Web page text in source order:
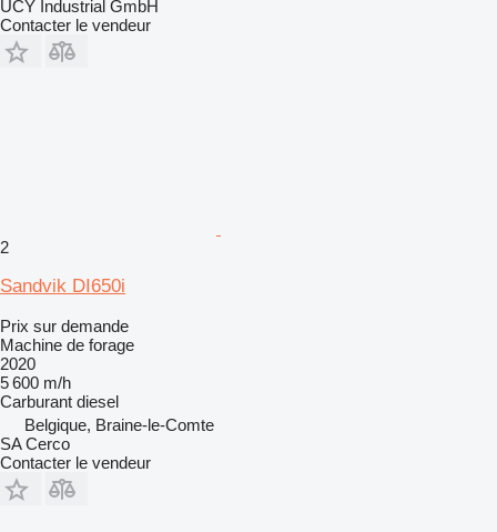
UCY Industrial GmbH
Contacter le vendeur
2
Sandvik DI650i
Prix sur demande
Machine de forage
2020
5 600 m/h
Carburant diesel
Belgique, Braine-le-Comte
SA Cerco
Contacter le vendeur